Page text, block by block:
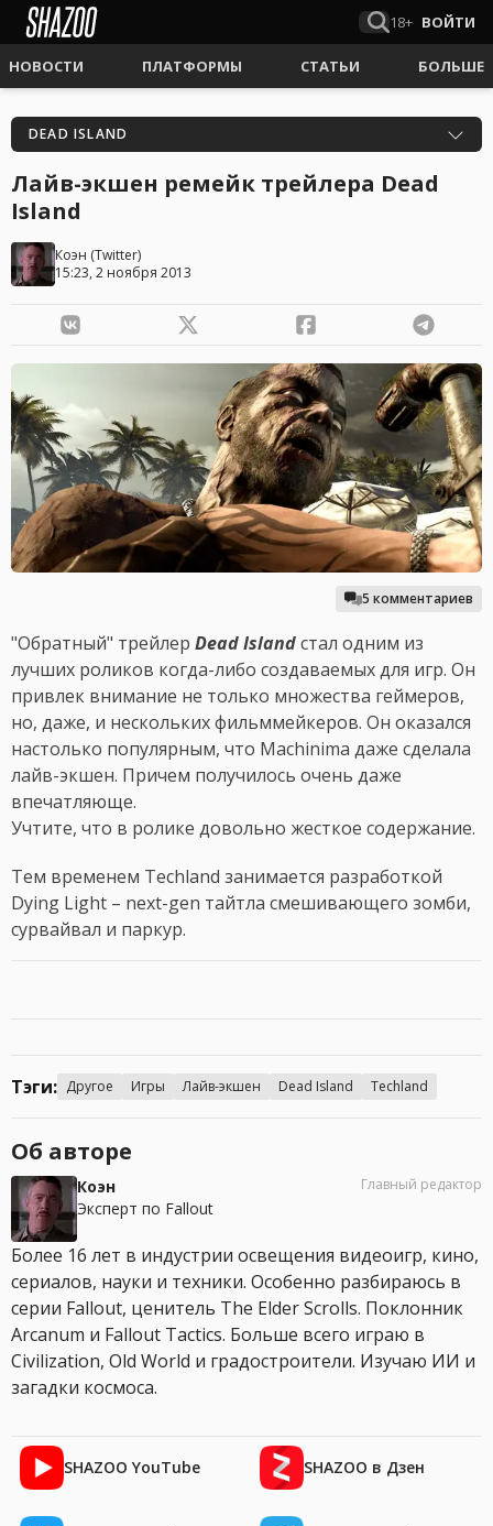
18+ ВОЙТИ
НОВОСТИ ПЛАТФОРМЫ СТАТЬИ БОЛЬШЕ
DEAD ISLAND
Лайв-экшен ремейк трейлера Dead
Island
Коэн (Twitter)
15:23, 2 ноября 2013
5 комментариев
"Обратный" трейлер Dead Islandстал одним из
лучших роликов когда-либо создаваемых для игр. Он
привлек внимание не только множества геймеров,
но, даже, и нескольких фильммейкеров. Он оказался
настолько популярным, что Machinima даже сделала
лайв-экшен. Причем получилось очень даже
впечатляюще.
Учтите, что в ролике довольно жесткое содержание.
Тем временем Techland занимается разработкой
Dying Light – next-gen тайтла смешивающего зомби,
сурвайвал и паркур.
Тэги: Другое Игры Лайв-экшен Dead Island Techland
Об авторе
Коэн
Эксперт по Fallout
Главный редактор
Более 16 лет в индустрии освещения видеоигр, кино,
сериалов, науки и техники. Особенно разбираюсь в
серии Fallout, ценитель The Elder Scrolls. Поклонник
Arcanum и Fallout Tactics. Больше всего играю в
Civilization, Old World и градостроители. Изучаю ИИ и
загадки космоса.
SHAZOO YouTube SHAZOO в Дзен